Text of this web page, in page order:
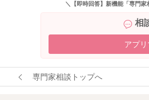
＼【即時回答】新機能「専門
相
アプ
専門家相談トップへ